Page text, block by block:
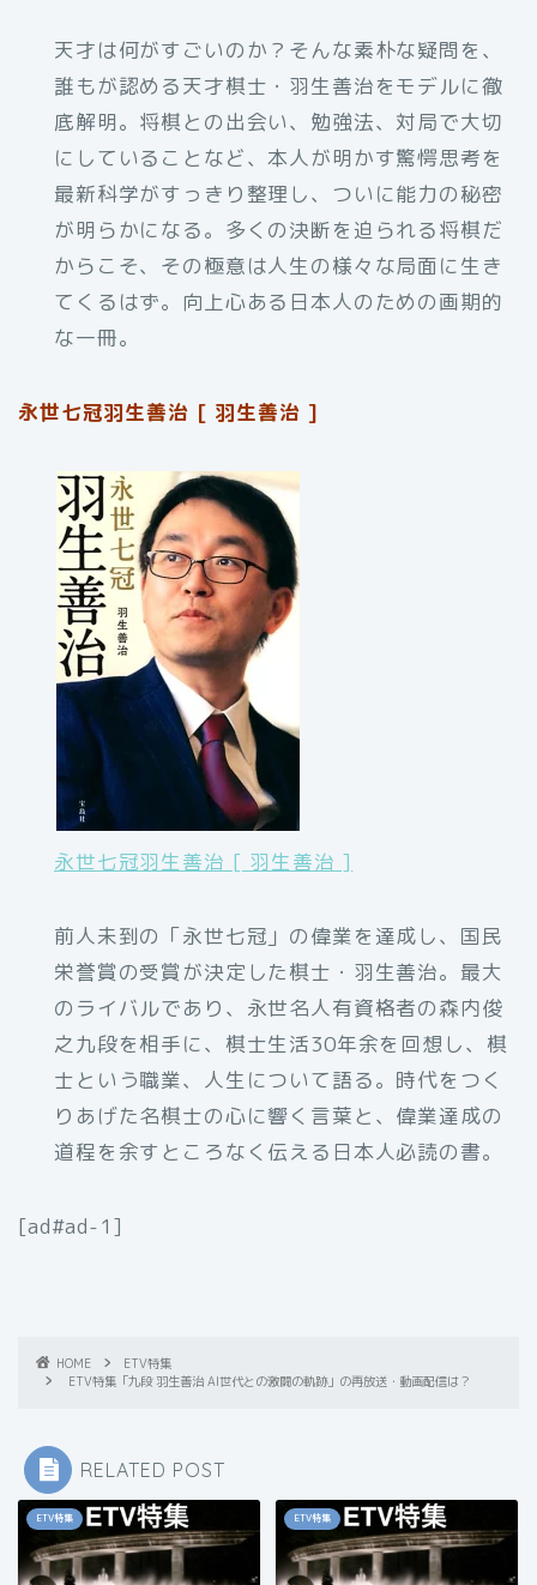
天才は何がすごいのか？そんな素朴な疑問を、
誰もが認める天才棋士・羽生善治をモデルに徹
底解明。将棋との出会い、勉強法、対局で大切
にしていることなど、本人が明かす驚愕思考を
最新科学がすっきり整理し、ついに能力の秘密
が明らかになる。多くの決断を迫られる将棋だ
からこそ、その極意は人生の様々な局面に生き
てくるはず。向上心ある日本人のための画期的
な一冊。
永世七冠羽生善治 [ 羽生善治 ]
永世七冠羽生善治 [ 羽生善治 ]
前人未到の「永世七冠」の偉業を達成し、国民
栄誉賞の受賞が決定した棋士・羽生善治。最大
のライバルであり、永世名人有資格者の森内俊
之九段を相手に、棋士生活30年余を回想し、棋
士という職業、人生について語る。時代をつく
りあげた名棋士の心に響く言葉と、偉業達成の
道程を余すところなく伝える日本人必読の書。
[ad#ad-1]
HOME
ETV特集
ETV特集「九段 羽生善治 AI世代との激闘の軌跡」の再放送・動画配信は？
RELATED POST
ETV特集 ETV特集